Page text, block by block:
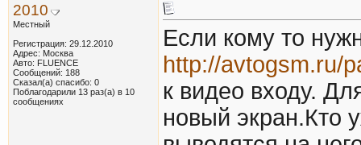
2010
Местный
Регистрация: 29.12.2010
Адрес: Москва
Авто: FLUENCE
Сообщений: 188
Сказал(а) спасибо: 0
Поблагодарили 13 раз(а) в 10
сообщениях
Если кому то
http://avtogsm.ru/
к видео входу.
новый экран.Кто